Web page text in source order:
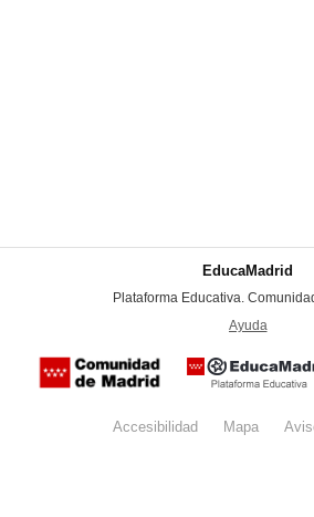
EducaMadrid
Plataforma Educativa.
Ayuda
Accesibilidad Mapa